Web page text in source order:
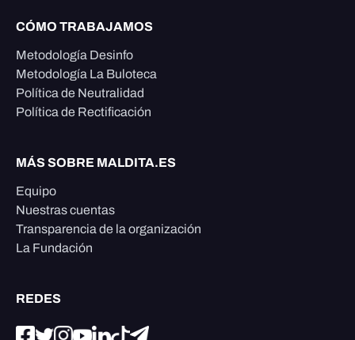
CÓMO TRABAJAMOS
Metodología Desinfo
Metodología La Buloteca
Política de Neutralidad
Política de Rectificación
MÁS SOBRE MALDITA.ES
Equipo
Nuestras cuentas
Transparencia de la organización
La Fundación
REDES